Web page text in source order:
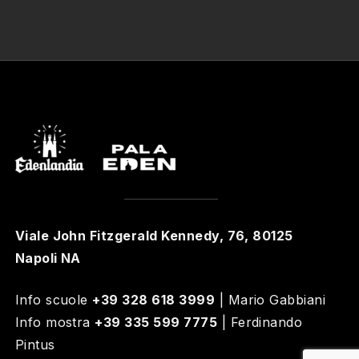
Viale John Fitzgerald Kennedy, 76, 80125
Napoli NA
Info scuole +39 328 618 3999 | Mario Gabbiani
Info mostra +39 335 599 7775 | Ferdinando
Pintus